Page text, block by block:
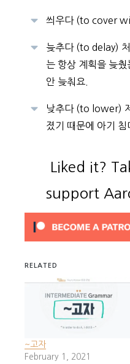
씌우다 (to cover
늦추다 (to delay)
는 항상 계획을 늦췄
안 늦춰요.
낮추다 (to lower)
졌기 때문에 아기 침
Liked it?
support
RELATED
~고자
February 1, 2021